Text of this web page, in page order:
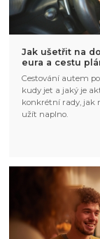
Jak ušetřit na
eura a cestu
Cestování autem
kudy jet a jaký je
konkrétní rady, jak
užít naplno.